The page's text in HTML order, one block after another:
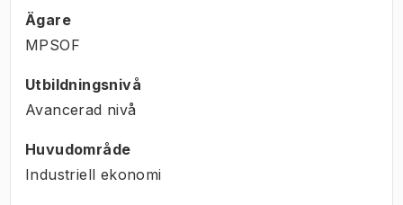
Ägare
MPSOF
Utbildningsnivå
Avancerad nivå
Huvudområde
Industriell ekonomi